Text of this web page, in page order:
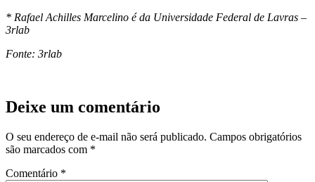
* Rafael Achilles Marcelino é da Universidade Federal de Lavras –
3rlab
Fonte: 3rlab
Deixe um comentário
O seu endereço de e-mail não será publicado. Campos obrigatórios
são marcados com *
Comentário *